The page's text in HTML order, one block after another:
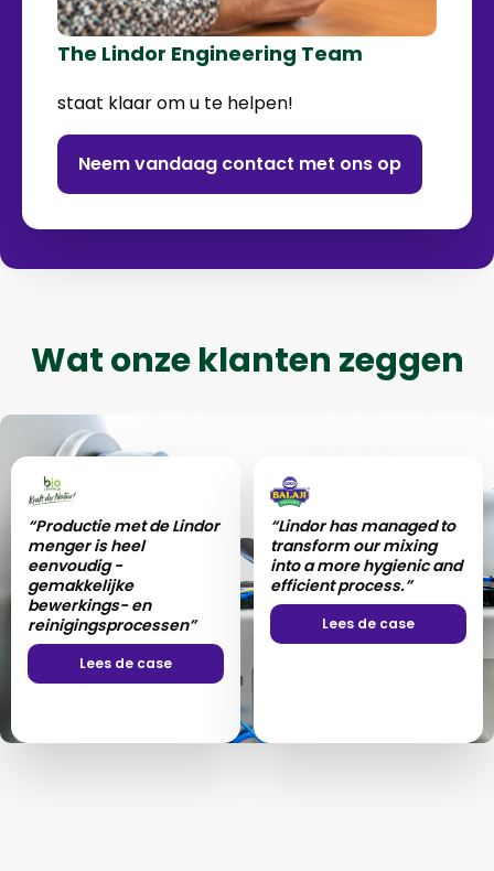
The Lindor Engineering Team
staat klaar om u te helpen!
Neem vandaag contact met ons op
Wat onze klanten zeggen
“Productie met de Lindor
menger is heel
eenvoudig -
gemakkelijke
bewerkings- en
reinigingsprocessen”
Lees de case
“Lindor has managed to
transform our mixing
into a more hygienic and
efficient process.”
Lees de case